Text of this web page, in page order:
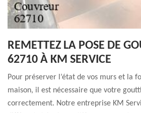
REMETTEZ LA POSE DE
62710 À KM SERVICE
Pour préserver l’état de vos murs et la
maison, il est nécessaire que votre
correctement. Notre entreprise KM